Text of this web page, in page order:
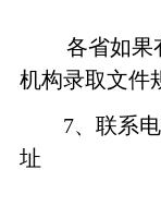
各省如果
机构录取文件
7、联系